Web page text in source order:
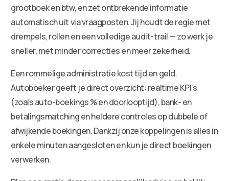
grootboek en btw, en zet ontbrekende informatie
automatisch uit via vraagposten. Jij houdt de regie met
drempels, rollen en een volledige audit-trail — zo werk je
sneller, met minder correcties en meer zekerheid.
Een rommelige administratie kost tijd en geld.
Autoboeker geeft je direct overzicht: realtime KPI’s
(zoals auto-boekings % en doorlooptijd), bank- en
betalingsmatching en heldere controles op dubbele of
afwijkende boekingen. Dankzij onze koppelingen is alles in
enkele minuten aangesloten en kun je direct boekingen
verwerken.